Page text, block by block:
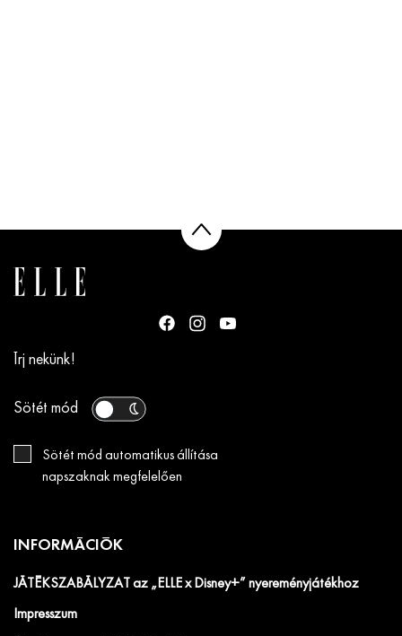
Írj nekünk!
Sötét mód
Sötét mód automatikus állítása
napszaknak megfelelően
INFORMÁCIÓK
JÁTÉKSZABÁLYZAT az „ELLE x Disney+” nyereményjátékhoz
Impresszum